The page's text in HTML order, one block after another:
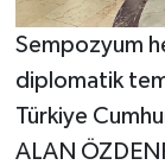
Sempozyum
diplomatik
Türkiye
ALAN